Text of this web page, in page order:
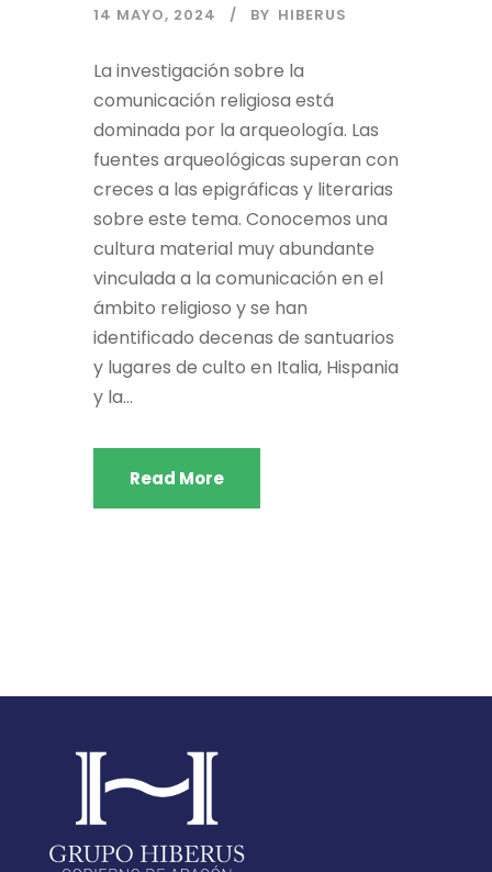
14 MAYO, 2024 BY HIBERUS
La investigación sobre la
comunicación religiosa está
dominada por la arqueología. Las
fuentes arqueológicas superan con
creces a las epigráficas y literarias
sobre este tema. Conocemos una
cultura material muy abundante
vinculada a la comunicación en el
ámbito religioso y se han
identificado decenas de santuarios
y lugares de culto en Italia, Hispania
y la...
Read More